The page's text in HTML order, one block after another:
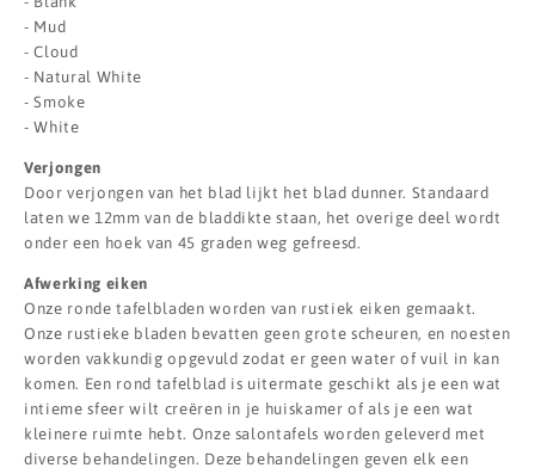
- Mud
- Cloud
- Natural White
- Smoke
- White
Verjongen
Door verjongen van het blad lijkt het blad dunner. Standaard
laten we 12mm van de bladdikte staan, het overige deel wordt
onder een hoek van 45 graden weg gefreesd.
Afwerking eiken
Onze ronde tafelbladen worden van rustiek eiken gemaakt.
Onze rustieke bladen bevatten geen grote scheuren, en noesten
worden vakkundig opgevuld zodat er geen water of vuil in kan
komen. Een rond tafelblad is uitermate geschikt als je een wat
intieme sfeer wilt creëren in je huiskamer of als je een wat
kleinere ruimte hebt. Onze salontafels worden geleverd met
diverse behandelingen. Deze behandelingen geven elk een